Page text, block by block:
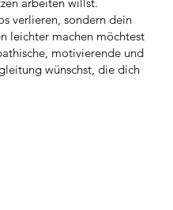
verlieren, sondern dein
leichter machen möchtest
motivierende und
wünschst, die dich